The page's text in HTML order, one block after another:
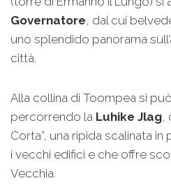
Governatore, dal cui
uno splendido panorama
città.
Alla collina di Toompea si
percorrendo la Luhike Jlag,
Corta”, una ripida scalinata
i vecchi edifici e che offre
Vecchia.